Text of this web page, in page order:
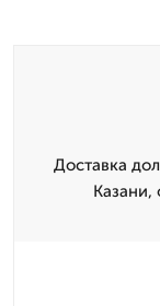
Доставка
Казани,